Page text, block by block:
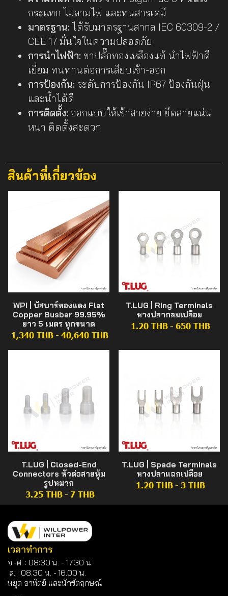
กระแทก ไม่ลามไฟ และทนสารเคมี
มาตรฐาน: ได้รับมาตรฐานสากล IEC 60309-2 /
CEE 17 มั่นใจในความปลอดภัย
การนำไฟฟ้า: ขาปลั๊กทองเหลืองแท้ นำไฟฟ้าดี
เยี่ยม ทนทานต่อการเสียบเข้า-ออก
การป้องกัน: ระดับการป้องกัน IP67 ป้องกันฝุ่น
และน้ำได้ดี
การติดตั้ง: ออกแบบให้เข้าสายง่าย ยึดสายแน่น
หนา ติดตั้งสะดวก
สินค้าที่เกี่ยวข้อง
WPI | บัสบาร์ทองแดง Flat
Copper Busbar 99.95%
ยาว 5 เมตร ทุกขนาด
1,340 THB - 40,640 THB
T.LUG | Ring Terminals
หางปลากลมเปลือย
1.20 THB - 650 THB
T.LUG | Closed-End
Connectors หัวต่อสายหุ้ม
รูปหมวก
3.25 THB - 7 THB
T.LUG | Spade Terminals
หางปลาแฉกเปลือย
1.20 THB - 3 THB
เวลาทำการ
จ.-ศ. : 08:30 น. - 17.30 น.
ส. : 08.30 น. -16.00 น.
หยุด อาทิตย์ และนักขัตฤกษณ์